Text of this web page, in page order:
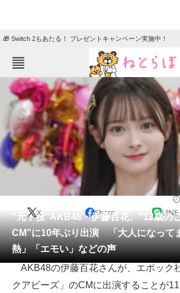
🎁 Switch 2もあたる！ プレゼントキャンペーン実施中！
ねとらぼメニュー
TOP ニュース
エンタメ クイズ
グルメ 地域
住まい 教育・育児
リサーチ
会員記事
メディア
注目記事を集めた総合ページ
ITの今と未来を見通す
“元子役”AKB48・伊藤百花、“12歳の
CM”に10年ぶり出演 「大人になって
熱」「エモい」などの声
X Share LINE
AKB48の伊藤百花さんが、エポック
クアビーズ」のCMに出演することが